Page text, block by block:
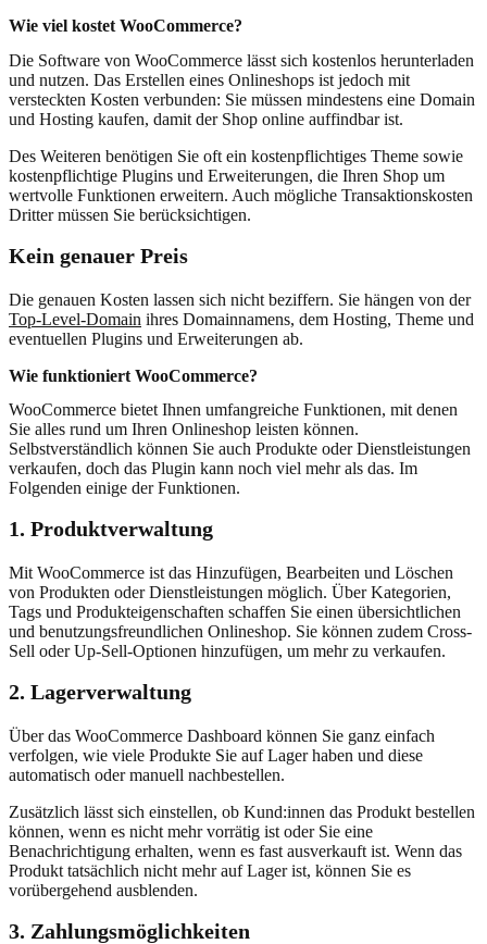
Wie viel kostet WooCommerce?
Die Software von WooCommerce lässt sich kostenlos herunterladen
und nutzen. Das Erstellen eines Onlineshops ist jedoch mit
versteckten Kosten verbunden: Sie müssen mindestens eine Domain
und Hosting kaufen, damit der Shop online auffindbar ist.
Des Weiteren benötigen Sie oft ein kostenpflichtiges Theme sowie
kostenpflichtige Plugins und Erweiterungen, die Ihren Shop um
wertvolle Funktionen erweitern. Auch mögliche Transaktionskosten
Dritter müssen Sie berücksichtigen.
Kein genauer Preis
Die genauen Kosten lassen sich nicht beziffern. Sie hängen von der
Top-Level-Domain ihres Domainnamens, dem Hosting, Theme und
eventuellen Plugins und Erweiterungen ab.
Wie funktioniert WooCommerce?
WooCommerce bietet Ihnen umfangreiche Funktionen, mit denen
Sie alles rund um Ihren Onlineshop leisten können.
Selbstverständlich können Sie auch Produkte oder Dienstleistungen
verkaufen, doch das Plugin kann noch viel mehr als das. Im
Folgenden einige der Funktionen.
1. Produktverwaltung
Mit WooCommerce ist das Hinzufügen, Bearbeiten und Löschen
von Produkten oder Dienstleistungen möglich. Über Kategorien,
Tags und Produkteigenschaften schaffen Sie einen übersichtlichen
und benutzungsfreundlichen Onlineshop. Sie können zudem Cross-
Sell oder Up-Sell-Optionen hinzufügen, um mehr zu verkaufen.
2. Lagerverwaltung
Über das WooCommerce Dashboard können Sie ganz einfach
verfolgen, wie viele Produkte Sie auf Lager haben und diese
automatisch oder manuell nachbestellen.
Zusätzlich lässt sich einstellen, ob Kund:innen das Produkt bestellen
können, wenn es nicht mehr vorrätig ist oder Sie eine
Benachrichtigung erhalten, wenn es fast ausverkauft ist. Wenn das
Produkt tatsächlich nicht mehr auf Lager ist, können Sie es
vorübergehend ausblenden.
3. Zahlungsmöglichkeiten